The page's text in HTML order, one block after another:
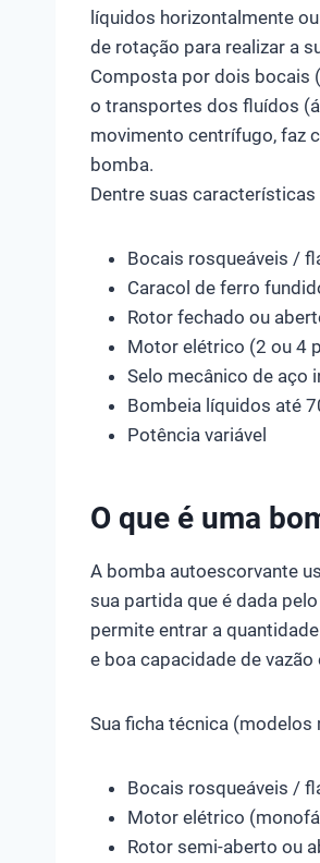
líquidos horizontalmente
de rotação para realizar a
Composta por dois bocais
o transportes dos fluídos
movimento centrífugo, faz
bomba.
Dentre suas
Bocais rosqueáveis /
Caracol de ferro
Rotor fechado ou
Motor elétrico (2 ou 4
Selo mecânico de aço
Bombeia líquidos até
Potência variável
O que é uma
A bomba autoescorvante
sua partida que é dada
permite entrar a
e boa capacidade de vazão
Sua ficha técnica (modelos
Bocais rosqueáveis /
Motor elétrico
Rotor semi-aberto ou